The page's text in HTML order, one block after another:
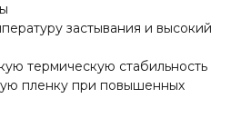
застывания и высокий
термическую стабильность
пленку при повышенных